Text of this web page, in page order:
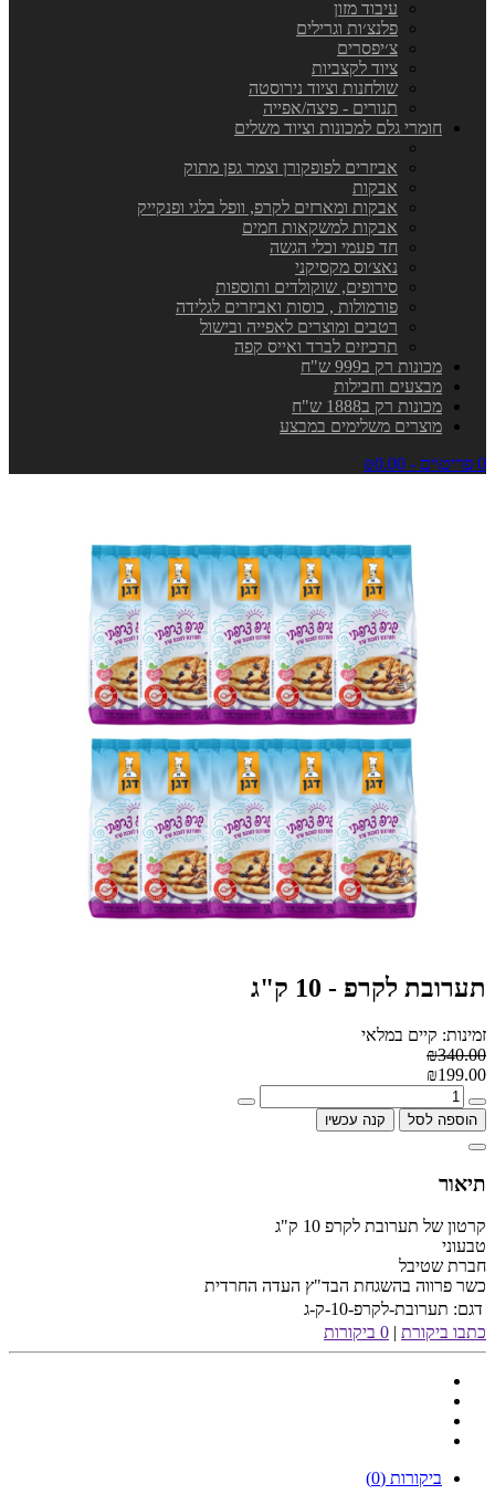
עיבוד מזון
פלנצ׳ות וגרילים
צ׳יפסרים
ציוד לקצביות
שולחנות וציוד נירוסטה
תנורים - פיצה/אפייה
חומרי גלם למכונות וציוד משלים
אביזרים לפופקורן וצמר גפן מתוק
אבקות
אבקות ומארזים לקרפ, וופל בלגי ופנקייק
אבקות למשקאות חמים
חד פעמי וכלי הגשה
נאצ׳וס מקסיקני
סירופים, שוקולדים ותוספות
פורמולות , כוסות ואביזרים לגלידה
רטבים ומוצרים לאפייה ובישול
תרכיזים לברד ואייס קפה
מכונות רק ב999 ש"ח
מבצעים וחבילות
מכונות רק ב1888 ש"ח
מוצרים משלימים במבצע
0 פריט\ים - ₪0.00
תערובת לקרפ - 10 ק"ג
זמינות: קיים במלאי
₪340.00
₪199.00
הוספה לסל קנה עכשיו
תיאור
קרטון של תערובת לקרפ 10 ק"ג
טבעוני
חברת שטיבל
כשר פרווה בהשגחת הבד"ץ העדה החרדית
דגם: תערובת-לקרפ-10-ק-ג
כתבו ביקורת | 0 ביקורות
ביקורות (0)